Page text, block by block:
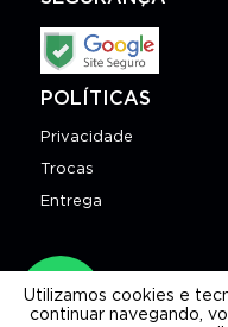
Utilizamos cookies e
continuar navegando,
POLÍTICAS
Privacidade
Trocas
Entrega
Copyright © 2026
criado com